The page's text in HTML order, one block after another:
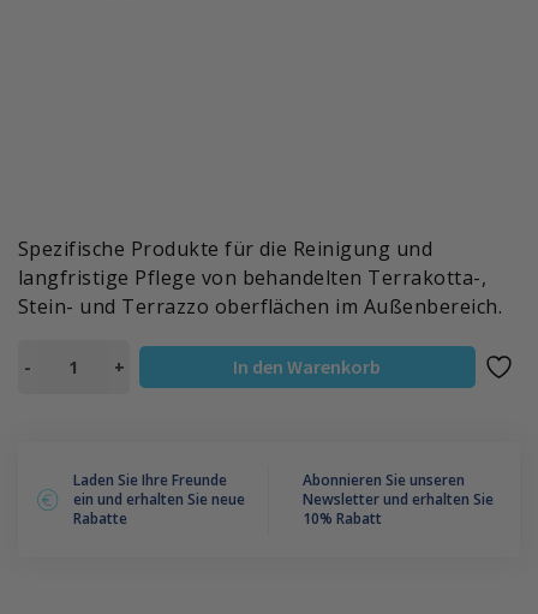
Spezifische Produkte für die Reinigung und
langfristige Pflege von behandelten Terrakotta-,
Stein- und Terrazzo oberflächen im Außenbereich.
-
UND
STEINE
+ In den Warenkorb
Laden Sie Ihre Freunde
ein und erhalten Sie neue
Rabatte
Abonnieren Sie unseren
Newsletter und erhalten Sie
10% Rabatt